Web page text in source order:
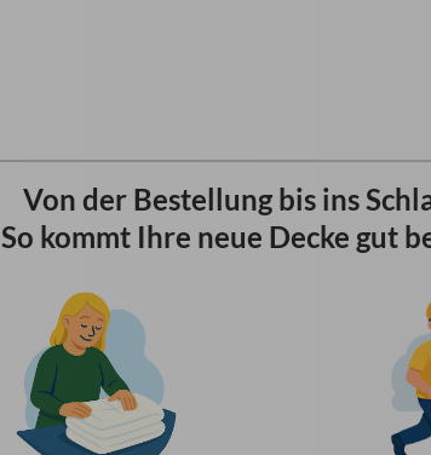
Von der Bestellung bis ins
So kommt Ihre neue Decke gut